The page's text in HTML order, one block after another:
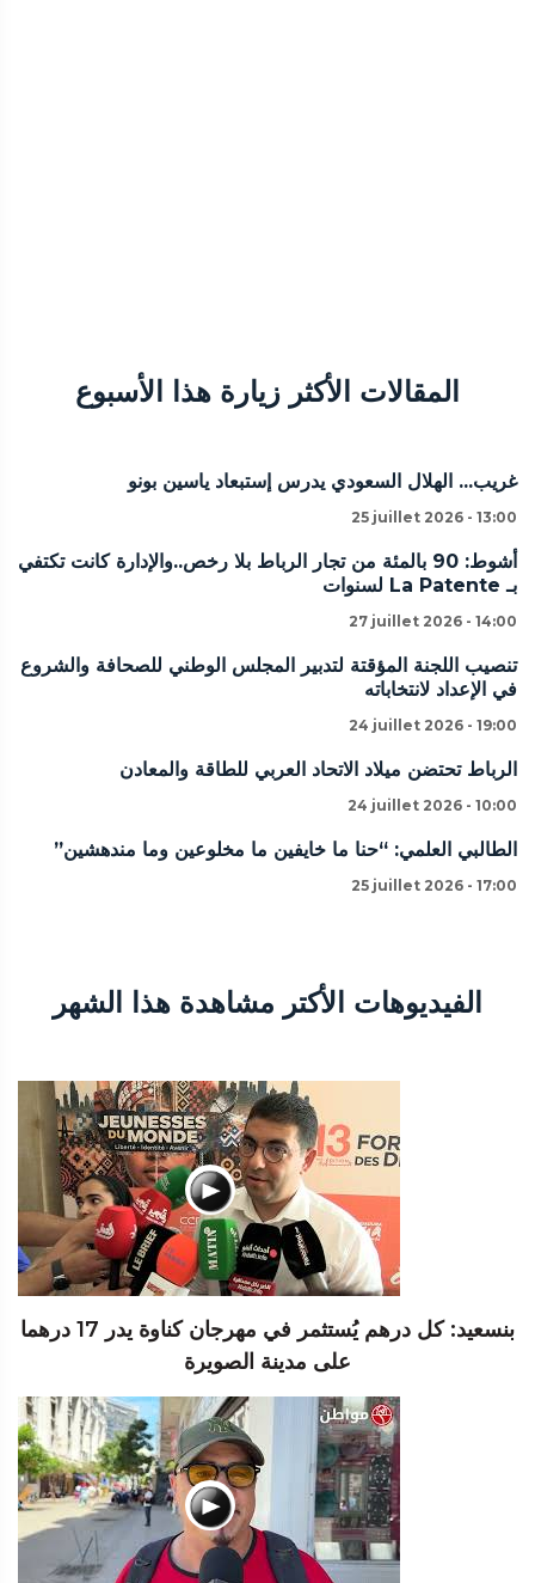
المقالات الأكثر زيارة هذا الأسبوع
غريب... الهلال السعودي يدرس إستبعاد ياسين بونو
25 juillet 2026 - 13:00
أشوط: 90 بالمئة من تجار الرباط بلا رخص..والإدارة كانت تكتفي
بـ La Patente لسنوات
27 juillet 2026 - 14:00
تنصيب اللجنة المؤقتة لتدبير المجلس الوطني للصحافة والشروع
في الإعداد لانتخاباته
24 juillet 2026 - 19:00
الرباط تحتضن ميلاد الاتحاد العربي للطاقة والمعادن
24 juillet 2026 - 10:00
الطالبي العلمي: “حنا ما خايفين ما مخلوعين وما مندهشين”
25 juillet 2026 - 17:00
الفيديوهات الأكتر مشاهدة هذا الشهر
بنسعيد: كل درهم يُستثمر في مهرجان كناوة يدر 17 درهما
على مدينة الصويرة